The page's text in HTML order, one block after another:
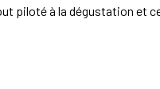
piloté à la dégustation et ce